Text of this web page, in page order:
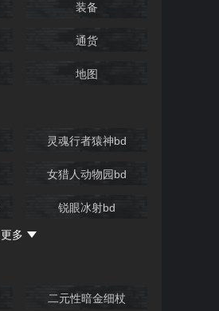
冰川湖泊
德鲁伊
开荒技巧
装备
通货
地图
灵魂行者猿神bd
女猎人动物园bd
锐眼冰射bd
更多
二元性暗金细杖